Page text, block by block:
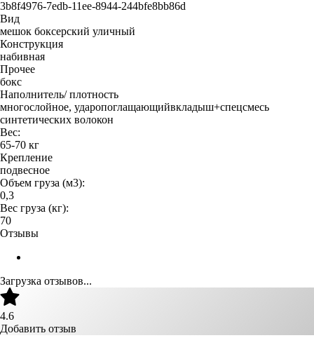
3b8f4976-7edb-11ee-8944-244bfe8bb86d
Вид
мешок боксерский уличный
Конструкция
набивная
Прочее
бокс
Наполнитель/ плотность
многослойное, ударопоглащающийвкладыш+спецсмесь
синтетических волокон
Вес:
65-70 кг
Крепление
подвесное
Объем груза (м3):
0,3
Вес груза (кг):
70
Отзывы
Загрузка отзывов...
4.6
Добавить отзыв